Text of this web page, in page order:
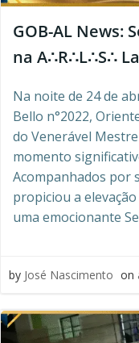
GOB-AL News:
na A∴R∴L∴S∴
Na noite de 24 de
Bello n°2022,
do Venerável
momento
Acompanhados por
propiciou a
uma emocionante
by José Nascimento on